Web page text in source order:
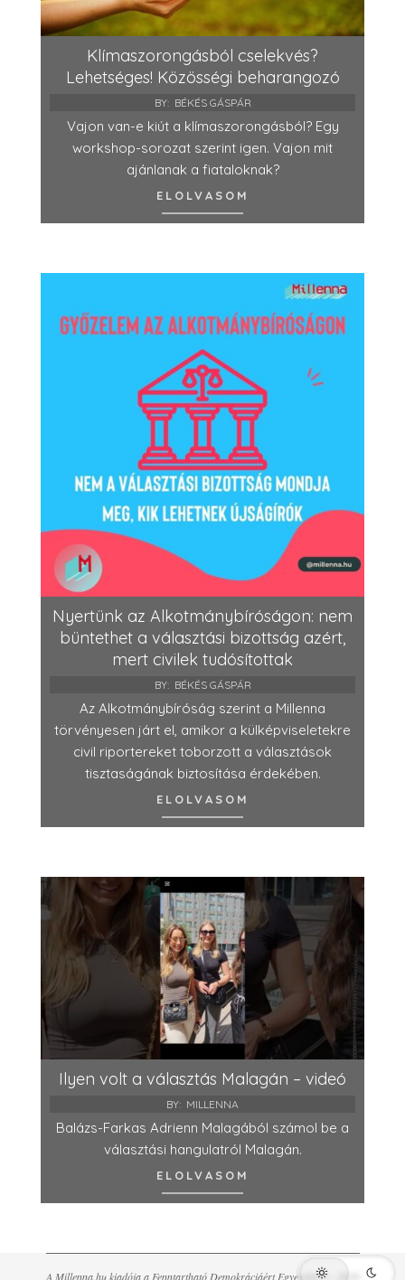
Klímaszorongásból cselekvés?
Lehetséges! Közösségi beharangozó
BY: BÉKÉS GÁSPÁR
Vajon van-e kiút a klímaszorongásból? Egy
workshop-sorozat szerint igen. Vajon mit
ajánlanak a fiataloknak?
ELOLVASOM
Nyertünk az Alkotmánybíróságon: nem
büntethet a választási bizottság azért,
mert civilek tudósítottak
BY: BÉKÉS GÁSPÁR
Az Alkotmánybíróság szerint a Millenna
törvényesen járt el, amikor a külképviseletekre
civil riportereket toborzott a választások
tisztaságának biztosítása érdekében.
ELOLVASOM
Ilyen volt a választás Malagán – videó
BY: MILLENNA
Balázs-Farkas Adrienn Malagából számol be a
választási hangulatról Malagán.
ELOLVASOM
A Millenna.hu kiadója a Fenntartható Demokráciáért Egyesület © - 2026